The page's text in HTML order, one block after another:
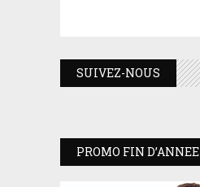
SUIVEZ-NOUS
PROMO FIN D’ANNEE